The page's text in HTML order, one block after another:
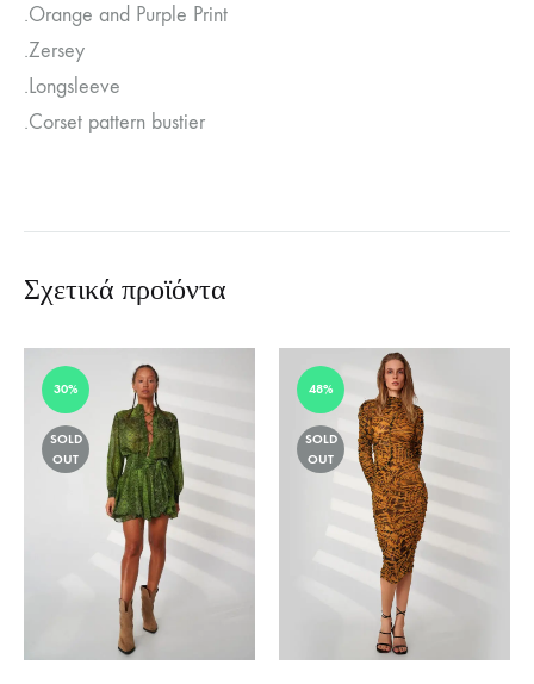
.Orange and Purple Print
.Zersey
.Longsleeve
.Corset pattern bustier
Σχετικά προϊόντα
30%
SOLD
OUT
48%
SOLD
OUT